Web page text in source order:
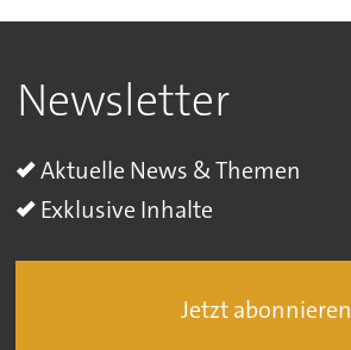
Newsletter
Aktuelle News & Themen
Exklusive Inhalte
Jetzt abonnieren